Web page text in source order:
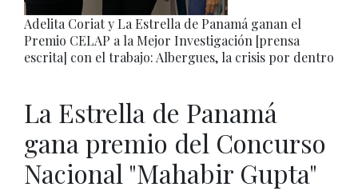
Adelita Coriat y La Estrella de Panamá ganan el
Premio CELAP a la Mejor Investigación [prensa
escrita] con el trabajo: Albergues, la crisis por dentro
La Estrella de Panamá
gana premio del Concurso
Nacional "Mahabir Gupta"